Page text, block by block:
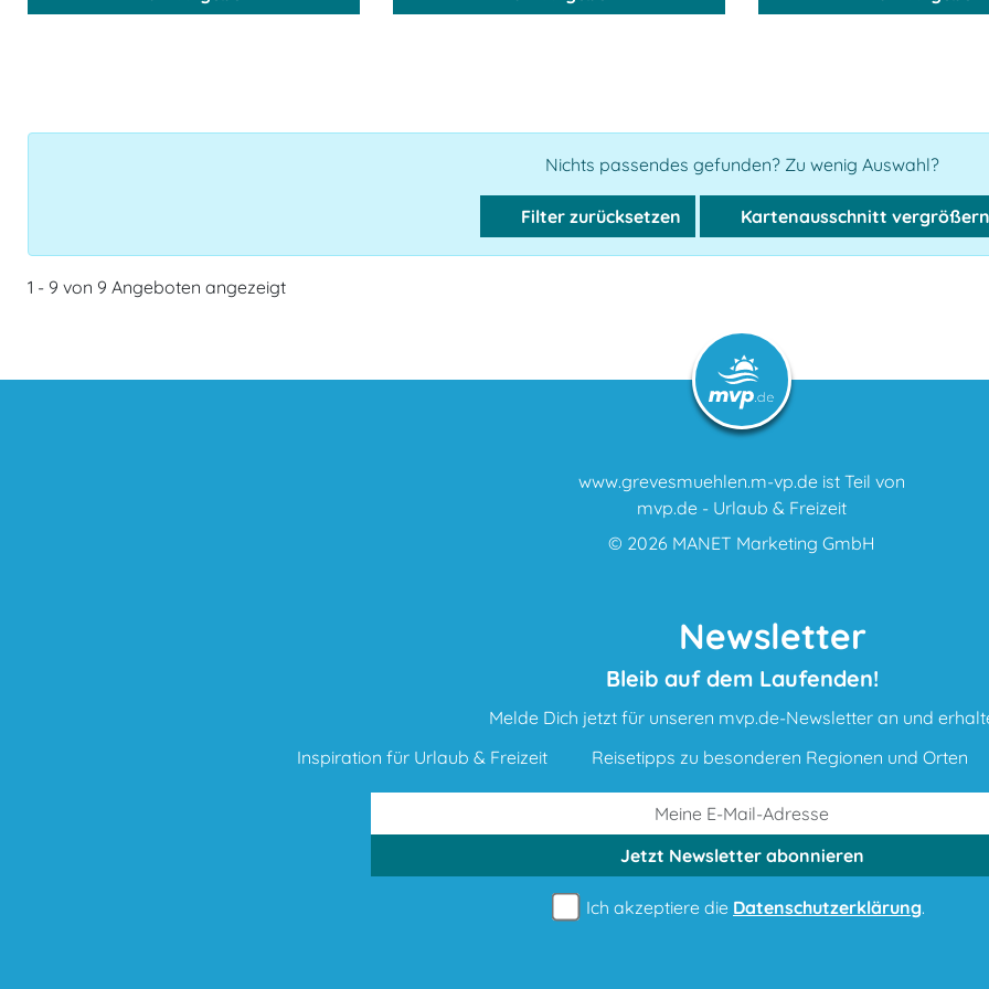
Nichts passendes gefunden? Zu wenig Auswahl?
Filter zurücksetzen Kartenausschnitt vergrößern
1 - 9 von 9 Angeboten angezeigt
www.grevesmuehlen.m-vp.de ist Teil von
mvp.de - Urlaub & Freizeit
© 2026 MANET Marketing GmbH
Newsletter
Bleib auf dem Laufenden!
Melde Dich jetzt für unseren mvp.de-Newsletter an und
Inspiration für Urlaub & Freizeit
Reisetipps zu besonderen Regionen und Orten
Jetzt Newsletterabonnieren
Ich akzeptiere die Datenschutzerklärung.